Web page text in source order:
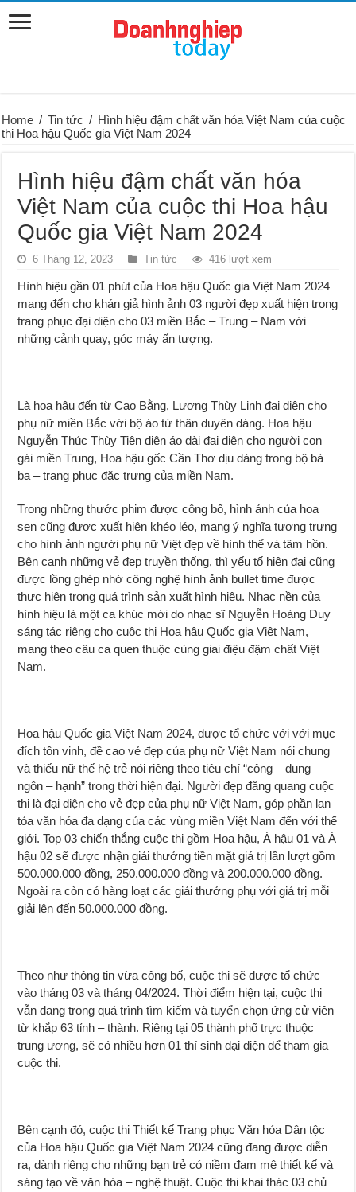
Home / Tin tức / Hình hiệu đậm chất văn hóa Việt Nam của cuộc
thi Hoa hậu Quốc gia Việt Nam 2024
Hình hiệu đậm chất văn hóa
Việt Nam của cuộc thi Hoa hậu
Quốc gia Việt Nam 2024
6 Tháng 12, 2023 Tin tức 416 lượt xem
Hình hiệu gần 01 phút của Hoa hậu Quốc gia Việt Nam 2024
mang đến cho khán giả hình ảnh 03 người đẹp xuất hiện trong
trang phục đại diện cho 03 miền Bắc – Trung – Nam với
những cảnh quay, góc máy ấn tượng.
Là hoa hậu đến từ Cao Bằng, Lương Thùy Linh đại diện cho
phụ nữ miền Bắc với bộ áo tứ thân duyên dáng. Hoa hậu
Nguyễn Thúc Thùy Tiên diện áo dài đại diện cho người con
gái miền Trung, Hoa hậu gốc Cần Thơ dịu dàng trong bộ bà
ba – trang phục đặc trưng của miền Nam.
Trong những thước phim được công bố, hình ảnh của hoa
sen cũng được xuất hiện khéo léo, mang ý nghĩa tượng trưng
cho hình ảnh người phụ nữ Việt đẹp về hình thể và tâm hồn.
Bên cạnh những vẻ đẹp truyền thống, thì yếu tố hiện đại cũng
được lồng ghép nhờ công nghệ hình ảnh bullet time được
thực hiện trong quá trình sản xuất hình hiệu. Nhạc nền của
hình hiệu là một ca khúc mới do nhạc sĩ Nguyễn Hoàng Duy
sáng tác riêng cho cuộc thi Hoa hậu Quốc gia Việt Nam,
mang theo câu ca quen thuộc cùng giai điệu đậm chất Việt
Nam.
Hoa hậu Quốc gia Việt Nam 2024, được tổ chức với với mục
đích tôn vinh, đề cao vẻ đẹp của phụ nữ Việt Nam nói chung
và thiếu nữ thế hệ trẻ nói riêng theo tiêu chí “công – dung –
ngôn – hạnh” trong thời hiện đại. Người đẹp đăng quang cuộc
thi là đại diện cho vẻ đẹp của phụ nữ Việt Nam, góp phần lan
tỏa văn hóa đa dạng của các vùng miền Việt Nam đến với thế
giới. Top 03 chiến thắng cuộc thi gồm Hoa hậu, Á hậu 01 và Á
hậu 02 sẽ được nhận giải thưởng tiền mặt giá trị lần lượt gồm
500.000.000 đồng, 250.000.000 đồng và 200.000.000 đồng.
Ngoài ra còn có hàng loạt các giải thưởng phụ với giá trị mỗi
giải lên đến 50.000.000 đồng.
Theo như thông tin vừa công bố, cuộc thi sẽ được tổ chức
vào tháng 03 và tháng 04/2024. Thời điểm hiện tại, cuộc thi
vẫn đang trong quá trình tìm kiếm và tuyển chọn ứng cử viên
từ khắp 63 tỉnh – thành. Riêng tại 05 thành phố trực thuộc
trung ương, sẽ có nhiều hơn 01 thí sinh đại diện để tham gia
cuộc thi.
Bên cạnh đó, cuộc thi Thiết kế Trang phục Văn hóa Dân tộc
của Hoa hậu Quốc gia Việt Nam 2024 cũng đang được diễn
ra, dành riêng cho những bạn trẻ có niềm đam mê thiết kế và
sáng tạo về văn hóa – nghệ thuật. Cuộc thi khai thác 03 chủ